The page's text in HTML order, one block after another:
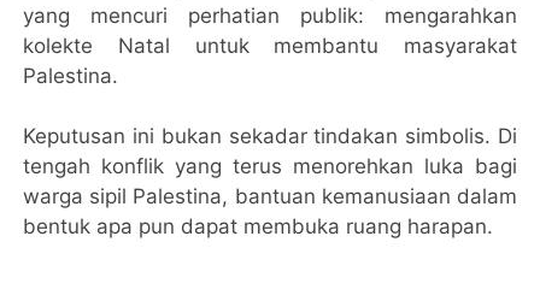
yang mencuri perhatian publik: mengarahkan
kolekte Natal untuk membantu masyarakat
Palestina.
Keputusan ini bukan sekadar tindakan simbolis. Di
tengah konflik yang terus menorehkan luka bagi
warga sipil Palestina, bantuan kemanusiaan dalam
bentuk apa pun dapat membuka ruang harapan.